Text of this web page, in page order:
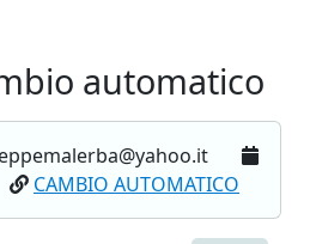
automatico
CAMBIO AUTOMATICO